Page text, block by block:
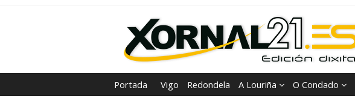
Portada Vigo Redondela A Louriña O Condado